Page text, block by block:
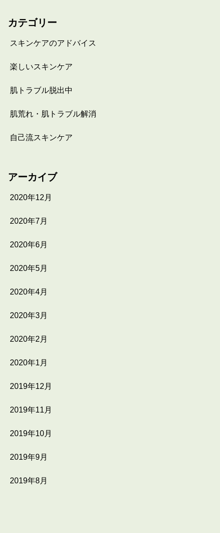
カテゴリー
スキンケアのアドバイス
楽しいスキンケア
肌トラブル脱出中
肌荒れ・肌トラブル解消
自己流スキンケア
アーカイブ
2020年12月
2020年7月
2020年6月
2020年5月
2020年4月
2020年3月
2020年2月
2020年1月
2019年12月
2019年11月
2019年10月
2019年9月
2019年8月